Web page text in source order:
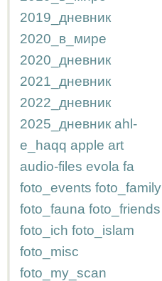
2019_дневник
2020_в_мире
2020_дневник
2021_дневник
2022_дневник
2025_дневник ahl-
e_haqq apple art
audio-files evola fa
foto_events foto_family
foto_fauna foto_friends
foto_ich foto_islam
foto_misc
foto_my_scan